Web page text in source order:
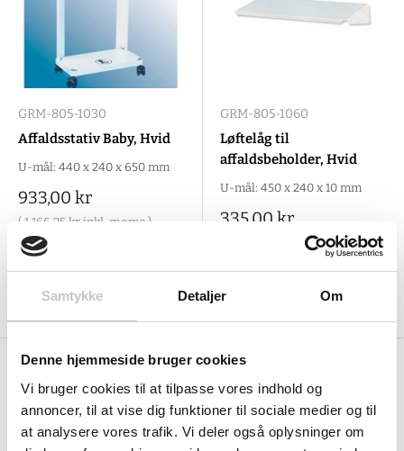
Samtykke Detaljer Om
Denne hjemmeside bruger cookies
Vi bruger cookies til at tilpasse vores indhold og
annoncer, til at vise dig funktioner til sociale medier og til
at analysere vores trafik. Vi deler også oplysninger om
GRM-805-1030
Affaldsstativ Baby, Hvid
U-mål: 440 x 240 x 650 mm
Salgspris
933,00 kr
( 1.166,25 kr inkl. moms )
Tilføj til indkøbskurv
GRM-805-1060
Løftelåg til
affaldsbeholder, Hvid
U-mål: 450 x 240 x 10 mm
Salgspris
335,00 kr
inkl. moms )
Tilføj til indkøbskurv